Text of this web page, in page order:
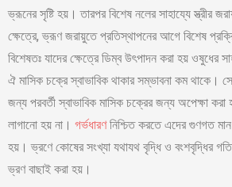
ভ্রূনের সৃষ্টি হয়। তারপর বিশেষ নলের সাহায্যে স্ত্রীর
ক্ষেত্রে, ভ্রূণ জরায়ুতে প্রতিস্থাপনের আগে বিশেষ
বিশেষতঃ যাদের ক্ষেত্রে ডিম্ব উৎপাদন করা হয় ওষুধের
ঐ মাসিক চক্রে স্বাভাবিক থাকার সম্ভাবনা কম থাকে।
জন্য পরবর্তী স্বাভাবিক মাসিক চক্রের জন্য অপেক্ষা
লাগানো হয় না। গর্ভধারণনিশ্চিত করতে এদের গুণগত
হয়। ভ্রণে কোষের সংখ্যা যথাযথ বৃদ্ধি ও বংশবৃদ্ধির
ভ্রণ বাছাই করা হয়।